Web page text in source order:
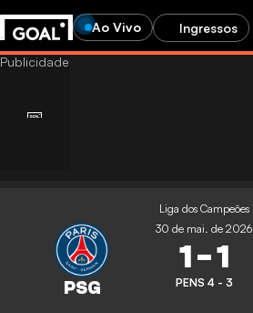
Ao Vivo Ingressos
Liga dos Campeões
30 de mai. de 2026
1-1
PENS 4 - 3